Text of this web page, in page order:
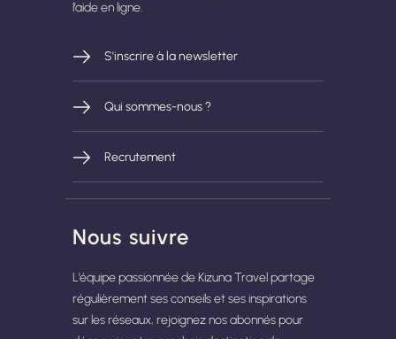
l’aide en ligne.
S'inscrire à la newsletter
Qui sommes-nous ?
Recrutement
Nous suivre
L’équipe passionnée de Kizuna Travel partage
régulièrement ses conseils et ses inspirations
sur les réseaux, rejoignez nos abonnés pour